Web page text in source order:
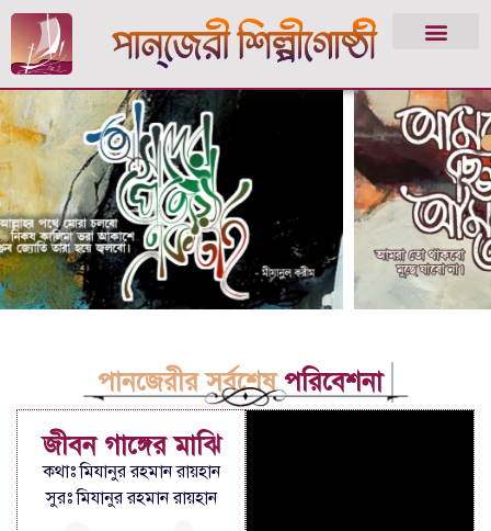
পানজেরীর সর্বশেষ পরিবেশনা
জীবন গাঙ্গের মাঝি
কথাঃ মিযানুর রহমান রায়হান
সুরঃ মিযানুর রহমান রায়হান